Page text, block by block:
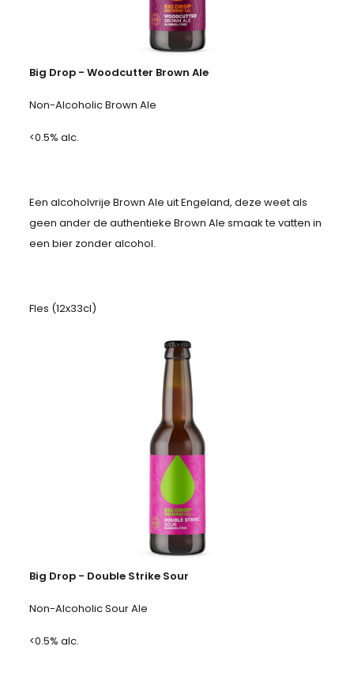
Big Drop - Woodcutter Brown Ale
Non-Alcoholic Brown Ale
<0.5% alc.
Een alcoholvrije Brown Ale uit Engeland, deze weet als
geen ander de authentieke Brown Ale smaak te vatten in
een bier zonder alcohol.
Fles (12x33cl)
Big Drop - Double Strike Sour
Non-Alcoholic Sour Ale
<0.5% alc.